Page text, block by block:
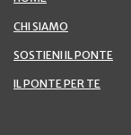
CHI SIAMO
SOSTIENI IL PONTE
IL PONTE PER TE